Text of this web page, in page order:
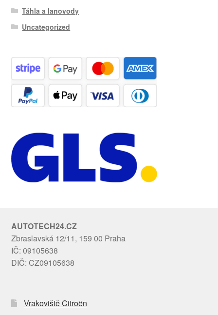
Táhla a lanovody
Uncategorized
AUTOTECH24.CZ
Zbraslavská 12/11, 159 00 Praha
IČ: 09105638
DIČ: CZ09105638
Vrakoviště Citroën